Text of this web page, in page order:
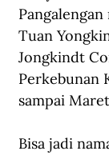
Tuan
Jongkindt
Perkebunan
sampai
Bisa jadi